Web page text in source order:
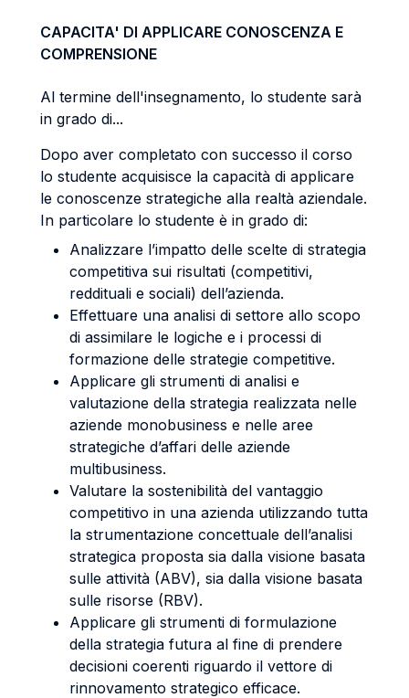
CAPACITA' DI APPLICARE CONOSCENZA E
COMPRENSIONE
Al termine dell'insegnamento, lo studente sarà
in grado di...
Dopo aver completato con successo il corso
lo studente acquisisce la capacità di applicare
le conoscenze strategiche alla realtà aziendale.
In particolare lo studente è in grado di:
Analizzare l’impatto delle scelte di strategia
competitiva sui risultati (competitivi,
reddituali e sociali) dell’azienda.
Effettuare una analisi di settore allo scopo
di assimilare le logiche e i processi di
formazione delle strategie competitive.
Applicare gli strumenti di analisi e
valutazione della strategia realizzata nelle
aziende monobusiness e nelle aree
strategiche d’affari delle aziende
multibusiness.
Valutare la sostenibilità del vantaggio
competitivo in una azienda utilizzando tutta
la strumentazione concettuale dell’analisi
strategica proposta sia dalla visione basata
sulle attività (ABV), sia dalla visione basata
sulle risorse (RBV).
Applicare gli strumenti di formulazione
della strategia futura al fine di prendere
decisioni coerenti riguardo il vettore di
rinnovamento strategico efficace.